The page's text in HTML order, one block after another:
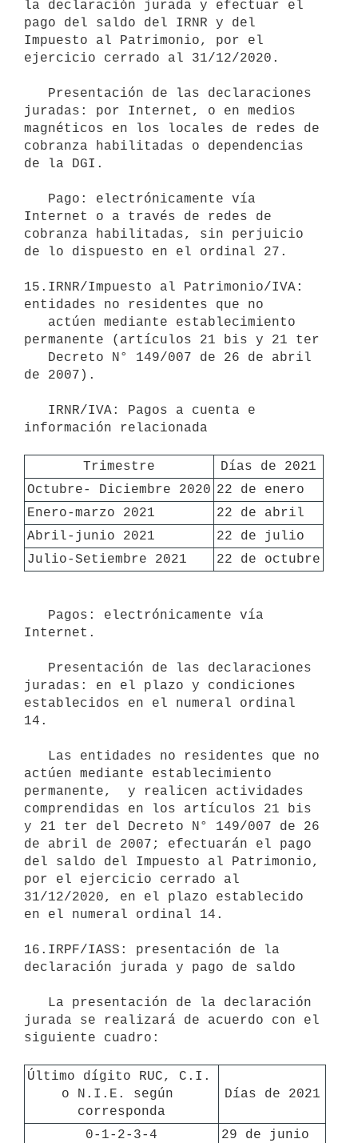
la declaración jurada y efectuar el
pago del saldo del IRNR y del
Impuesto al Patrimonio, por el
ejercicio cerrado al 31/12/2020.
juradas: por Internet, o en medios
magnéticos en los locales de redes de
cobranza habilitadas o dependencias
de la DGI.
Internet o a través de redes de
cobranza habilitadas, sin perjuicio
de lo dispuesto en el ordinal 27.
15.IRNR/Impuesto al Patrimonio/IVA:
entidades no residentes que no
permanente (artículos 21 bis y 21 ter
de 2007).
información relacionada
Trimestre
Días de 2021
Octubre- Diciembre 2020 22 de enero
Enero-marzo 2021
22 de abril
Abril-junio 2021
22 de julio
Julio-Setiembre 2021
22 de octubre
Internet.
juradas: en el plazo y condiciones
establecidos en el numeral ordinal
14.
actúen mediante establecimiento
permanente,  y realicen actividades
comprendidas en los artículos 21 bis
y 21 ter del Decreto N° 149/007 de 26
de abril de 2007; efectuarán el pago
del saldo del Impuesto al Patrimonio,
por el ejercicio cerrado al
31/12/2020, en el plazo establecido
en el numeral ordinal 14.
16.IRPF/IASS: presentación de la
declaración jurada y pago de saldo
jurada se realizará de acuerdo con el
siguiente cuadro:
Último dígito RUC, C.I.
o N.I.E. según
corresponda
Días de 2021
0-1-2-3-4
29 de junio